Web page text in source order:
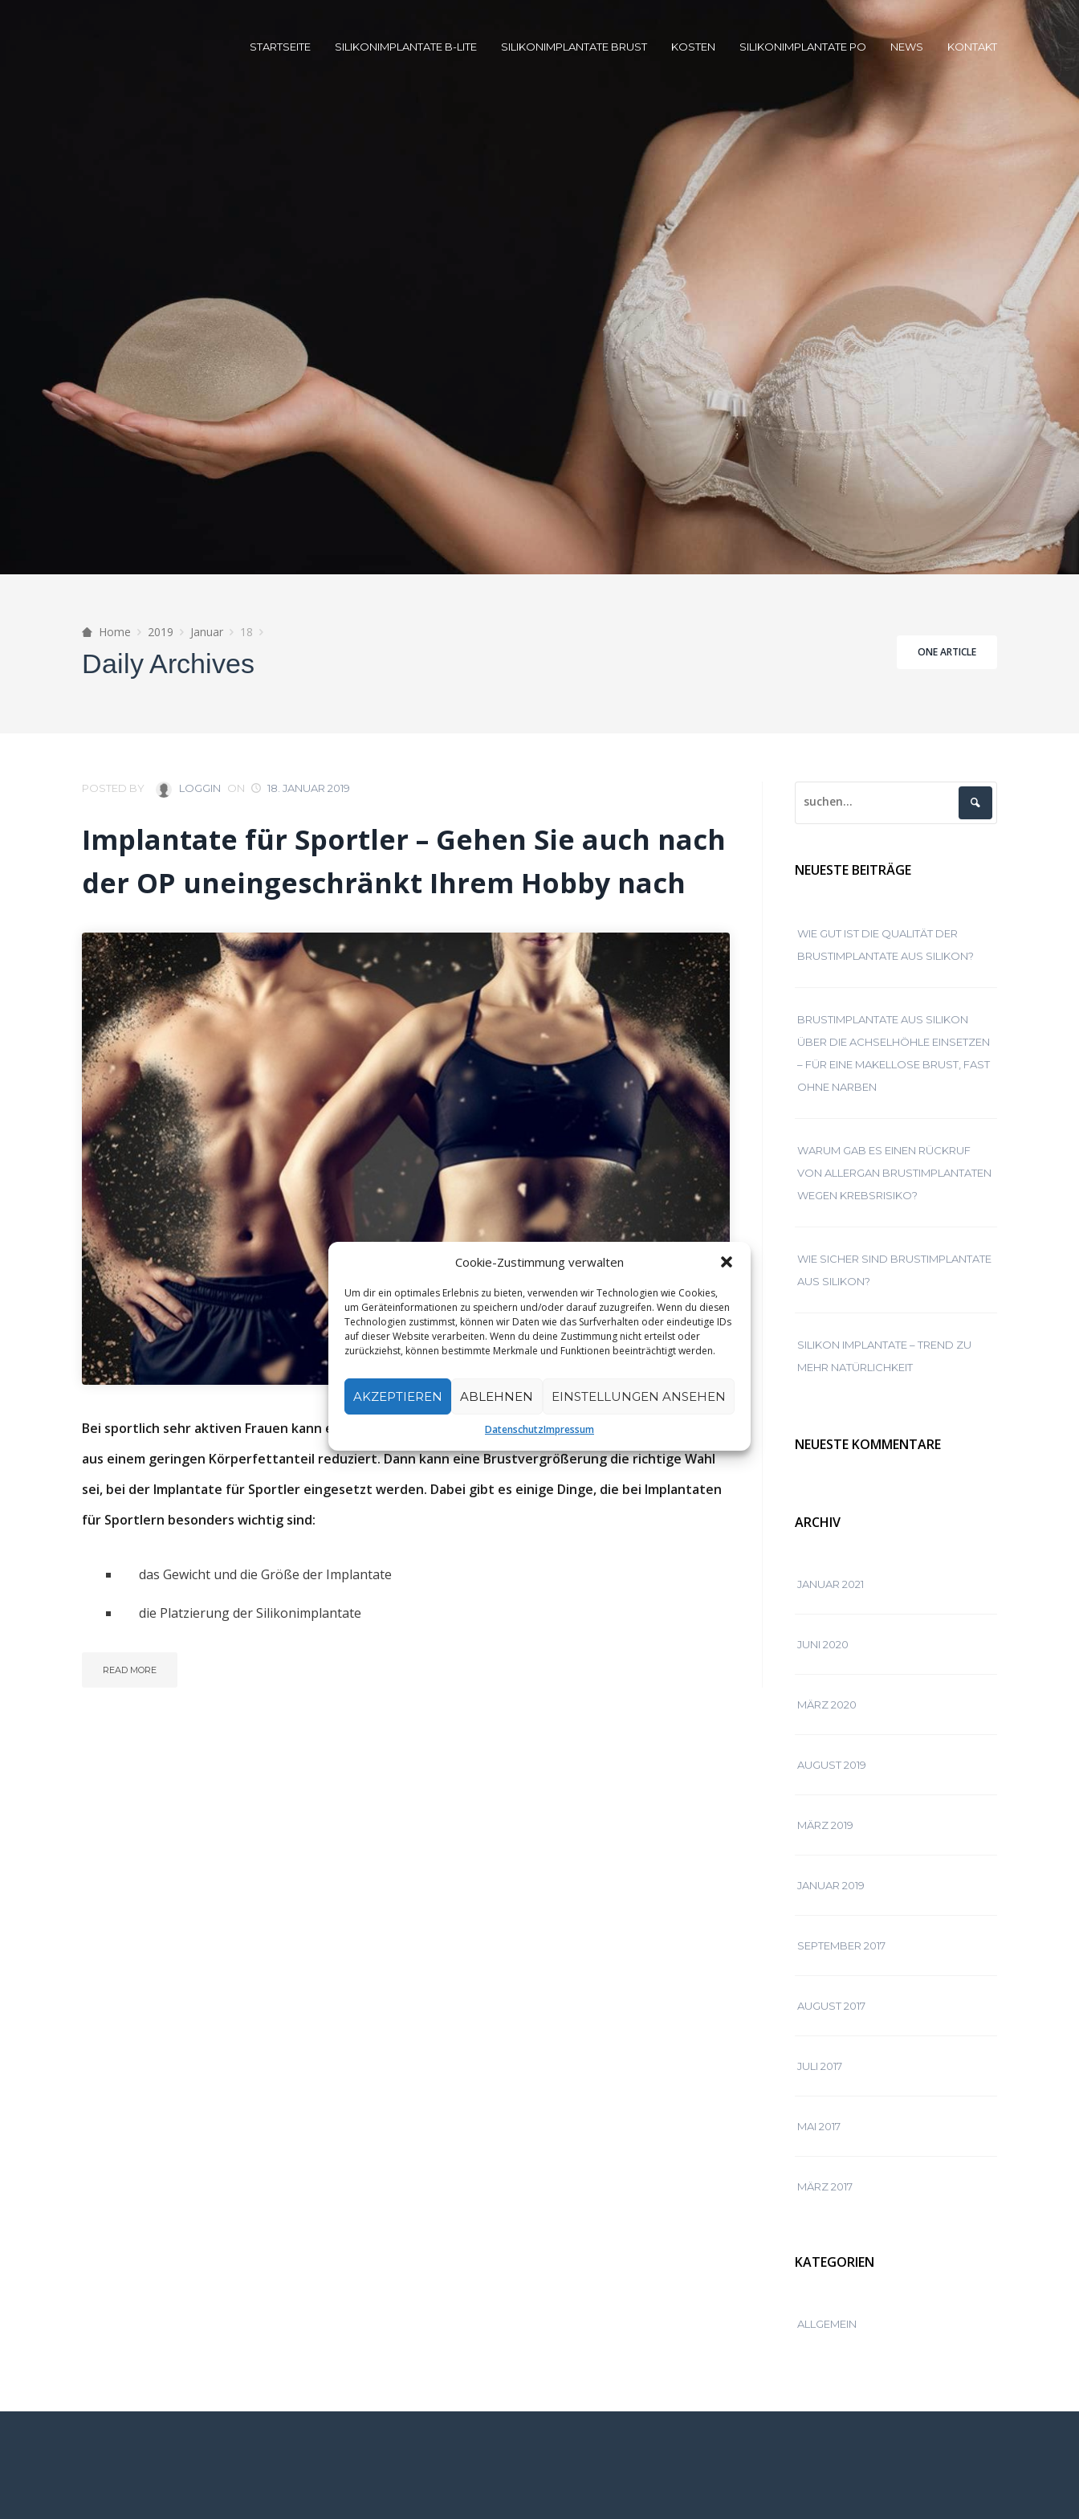
Cookie-Zustimmung verwalten
Um dir ein optimales Erlebnis zu bieten, verwenden wir Technologien wie Cookies,
um Geräteinformationen zu speichern und/oder darauf zuzugreifen. Wenn du diesen
Technologien zustimmst, können wir Daten wie das Surfverhalten oder eindeutige IDs
auf dieser Website verarbeiten. Wenn du deine Zustimmung nicht erteilst oder
zurückziehst, können bestimmte Merkmale und Funktionen beeinträchtigt werden.
AKZEPTIEREN ABLEHNEN EINSTELLUNGEN ANSEHEN
DatenschutzImpressum
STARTSEITE SILIKONIMPLANTATE B-LITE SILIKONIMPLANTATE BRUST KOSTEN SILIKONIMPLANTATE PO NEWS KONTAKT
Home 2019 Januar 18
Daily Archives ONE ARTICLE
POSTED BY LOGGIN ON 18. JANUAR 2019
Implantate für Sportler – Gehen Sie auch nach
der OP uneingeschränkt Ihrem Hobby nach
Bei sportlich sehr aktiven Frauen kann es zu einer Reduzierung des Brustgewebes kommen, was etwa
aus einem geringen Körperfettanteil reduziert. Dann kann eine Brustvergrößerung die richtige Wahl
sei, bei der Implantate für Sportler eingesetzt werden. Dabei gibt es einige Dinge, die bei Implantaten
für Sportlern besonders wichtig sind:
das Gewicht und die Größe der Implantate
die Platzierung der Silikonimplantate
READ MORE
NEUESTE BEITRÄGE
WIE GUT IST DIE QUALITÄT DER
BRUSTIMPLANTATE AUS SILIKON?
BRUSTIMPLANTATE AUS SILIKON
ÜBER DIE ACHSELHÖHLE EINSETZEN
– FÜR EINE MAKELLOSE BRUST, FAST
OHNE NARBEN
WARUM GAB ES EINEN RÜCKRUF
VON ALLERGAN BRUSTIMPLANTATEN
WEGEN KREBSRISIKO?
WIE SICHER SIND BRUSTIMPLANTATE
AUS SILIKON?
SILIKON IMPLANTATE – TREND ZU
MEHR NATÜRLICHKEIT
NEUESTE KOMMENTARE
ARCHIV
JANUAR 2021
JUNI 2020
MÄRZ 2020
AUGUST 2019
MÄRZ 2019
JANUAR 2019
SEPTEMBER 2017
AUGUST 2017
JULI 2017
MAI 2017
MÄRZ 2017
KATEGORIEN
ALLGEMEIN